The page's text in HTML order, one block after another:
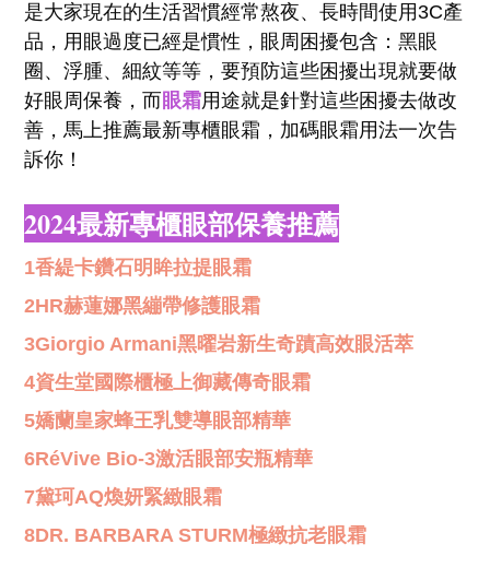
是大家現在的生活習慣經常熬夜、長時間使用3C產
品，用眼過度已經是慣性，眼周困擾包含：黑眼
圈、浮腫、細紋等等，要預防這些困擾出現就要做
好眼周保養，而 眼霜用途就是針對這些困擾去做改
善，馬上推薦最新專櫃眼霜，加碼眼霜用法一次告
訴你！
2024最新專櫃眼部保養推薦
1香緹卡鑽石明眸拉提眼霜
2HR赫蓮娜黑繃帶修護眼霜
3Giorgio Armani黑曜岩新生奇蹟高效眼活萃
4資生堂國際櫃極上御藏傳奇眼霜
5嬌蘭皇家蜂王乳雙導眼部精華
6RéVive Bio-3激活眼部安瓶精華
7黛珂AQ煥妍緊緻眼霜
8DR. BARBARA STURM極緻抗老眼霜